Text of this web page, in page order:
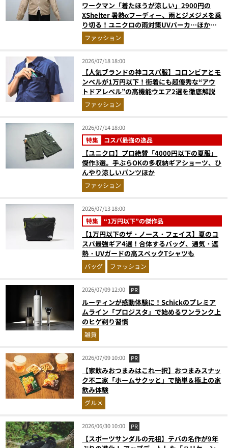
ワークマン「着たほうが涼しい」2900円の
XShelter 暑熱αフーディー、雨とジメジメを乗
り切る！ユニクロの雨対策UVパーカ…ほか
【アウターの人気記事ランキングベスト3】
（2026年6月版）
ファッション
2026/07/18 18:00
【人気ブランドの神コスパ服】コロンビアとモ
ンベルが1万円以下！街着にも超優秀な“アウ
トドアレベル”の高機能ウエア2選を徹底解説
ファッション
2026/07/14 18:00
特集 コスパ最強の逸品
【ユニクロ】プロ絶賛「4000円以下の夏服」
傑作3選。手ぶらOKの多収納ギアショーツ、ひ
んやり涼しいパンツほか
ファッション
2026/07/13 18:00
特集 “1万円以下”の傑作品
【1万円以下のザ・ノース・フェイス】夏のコ
スパ最強ギア4選！合体するバッグ、通気・遮
熱・UVガードの高スペックTシャツも
バッグ ファッション
2026/07/09 12:00 PR
ルーティンが感動体験に！Schickのプレミア
ムライン「プロジスタ」で始めるワンランク上
のヒゲ剃り習慣
雑貨
2026/07/09 10:00 PR
【家飲みおつまみはこれ一択】おつまみスナッ
ク不二家「ホームサクッと」で簡単＆極上の家
飲み体験
グルメ
2026/06/30 10:00 PR
【スポーツサンダルの元祖】テバの名作が9年